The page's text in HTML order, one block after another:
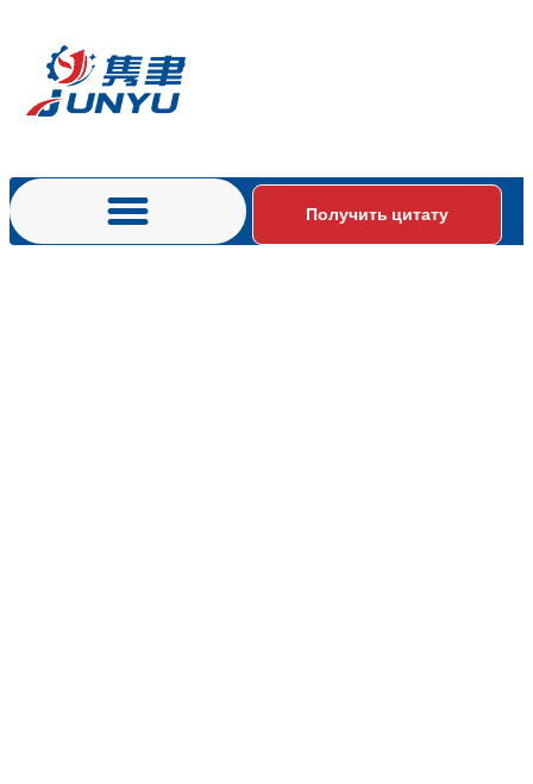
Получить цитату